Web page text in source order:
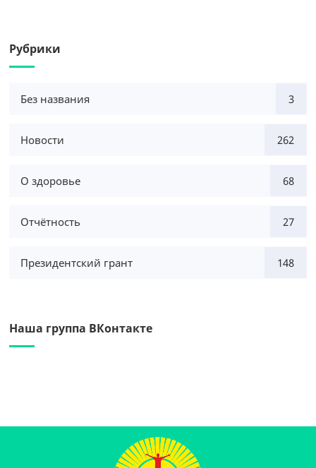
Рубрики
Без названия 3
Новости 262
О здоровье 68
Отчётность 27
Президентский грант 148
Наша группа ВКонтакте